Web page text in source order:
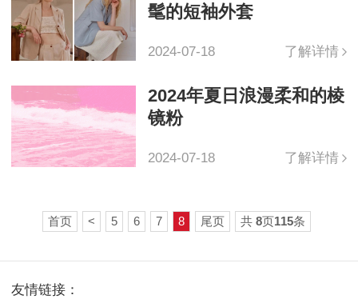
髦的短袖外套
2024-07-18 了解详情
2024年夏日浪漫柔和的棱
镜粉
2024-07-18 了解详情
首页 < 5 6 7 8 尾页 共 8页115条
友情链接：